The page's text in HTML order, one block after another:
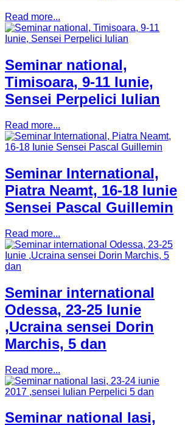
Read more...
Seminar national,
Timisoara, 9-11 Iunie,
Sensei Perpelici Iulian
Read more...
Seminar International,
Piatra Neamt, 16-18 Iunie
Sensei Pascal Guillemin
Read more...
Seminar international
Odessa, 23-25 Iunie
,Ucraina sensei Dorin
Marchis, 5 dan
Read more...
Seminar national Iasi,